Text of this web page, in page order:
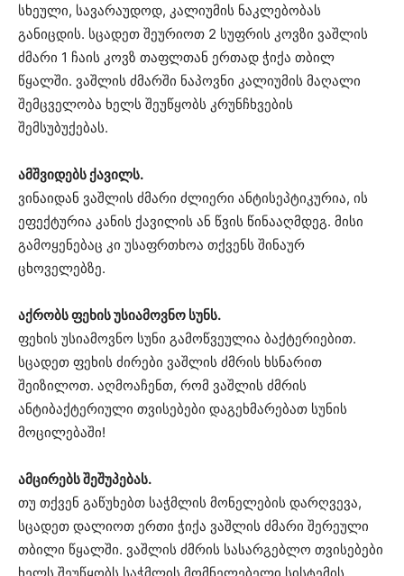
სხეული, სავარაუდოდ, კალიუმის ნაკლებობას
განიცდის. სცადეთ შეურიოთ 2 სუფრის კოვზი ვაშლის
ძმარი 1 ჩაის კოვზ თაფლთან ერთად ჭიქა თბილ
წყალში. ვაშლის ძმარში ნაპოვნი კალიუმის მაღალი
შემცველობა ხელს შეუწყობს კრუნჩხვების
შემსუბუქებას.
ამშვიდებს ქავილს.
ვინაიდან ვაშლის ძმარი ძლიერი ანტისეპტიკურია, ის
ეფექტურია კანის ქავილის ან წვის წინააღმდეგ. მისი
გამოყენებაც კი უსაფრთხოა თქვენს შინაურ
ცხოველებზე.
აქრობს ფეხის უსიამოვნო სუნს.
ფეხის უსიამოვნო სუნი გამოწვეულია ბაქტერიებით.
სცადეთ ფეხის ძირები ვაშლის ძმრის ხსნარით
შეიზილოთ. აღმოაჩენთ, რომ ვაშლის ძმრის
ანტიბაქტერიული თვისებები დაგეხმარებათ სუნის
მოცილებაში!
ამცირებს შეშუპებას.
თუ თქვენ გაწუხებთ საჭმლის მონელების დარღვევა,
სცადეთ დალიოთ ერთი ჭიქა ვაშლის ძმარი შერეული
თბილი წყალში. ვაშლის ძმრის სასარგებლო თვისებები
ხელს შეუწყობს საჭმლის მომნელებელი სისტემის